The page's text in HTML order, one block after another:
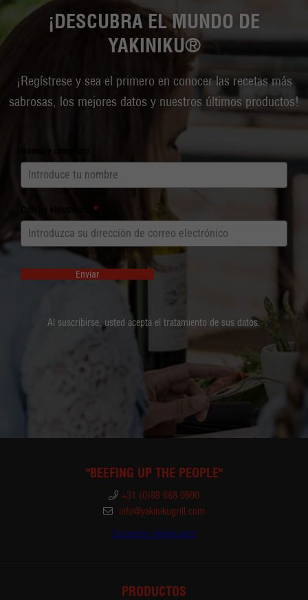
¡DESCUBRA EL MUNDO DE
YAKINIKU®
¡Regístrese y sea el primero en conocer las recetas más
sabrosas, los mejores datos y nuestros últimos productos!
Correo electrónico *
Enviar
Al suscribirse, usted acepta el tratamiento de sus datos.
"BEEFING UP THE PEOPLE"
+31 (0)88 688 0600
info@yakinikugrill.com
Encuentra distribuidor
PRODUCTOS